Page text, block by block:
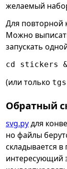
желаемый
Для повторной
Можно
запускать
cd stickers
(или только
Обратный
svg.pyдля
но файлы
складывается
интересующий